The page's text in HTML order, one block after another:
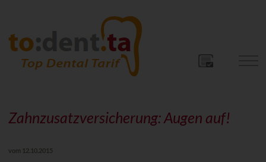
Zahnzusatzversicherung: Augen auf!
vom 12.10.2015